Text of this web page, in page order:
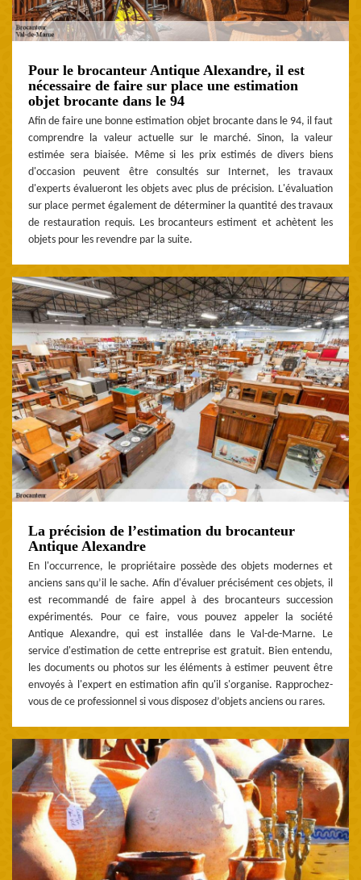
Pour le brocanteur Antique Alexandre, il est
nécessaire de faire sur place une estimation
objet brocante dans le 94
Afin de faire une bonne estimation objet brocante dans le 94, il faut
comprendre la valeur actuelle sur le marché. Sinon, la valeur
estimée sera biaisée. Même si les prix estimés de divers biens
d'occasion peuvent être consultés sur Internet, les travaux
d'experts évalueront les objets avec plus de précision. L'évaluation
sur place permet également de déterminer la quantité des travaux
de restauration requis. Les brocanteurs estiment et achètent les
objets pour les revendre par la suite.
La précision de l’estimation du brocanteur
Antique Alexandre
En l'occurrence, le propriétaire possède des objets modernes et
anciens sans qu’il le sache. Afin d'évaluer précisément ces objets, il
est recommandé de faire appel à des brocanteurs succession
expérimentés. Pour ce faire, vous pouvez appeler la société
Antique Alexandre, qui est installée dans le Val-de-Marne. Le
service d'estimation de cette entreprise est gratuit. Bien entendu,
les documents ou photos sur les éléments à estimer peuvent être
envoyés à l'expert en estimation afin qu'il s'organise. Rapprochez-
vous de ce professionnel si vous disposez d’objets anciens ou rares.